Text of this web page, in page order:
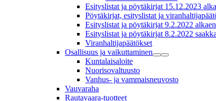
Esityslistat ja pöytäkirjat 15.12.2023
Pöytäkirjat, esityslistat ja
Esityslistat ja pöytäkirjat 9.2.2022 alkaen
Esityslistat ja pöytäkirjat 8.2.2022 saakka
Viranhaltijapäätökset
Osallisuus ja vaikuttaminen
Kuntalaisaloite
Nuorisovaltuusto
Vanhus- ja vammaisneuvosto
Vauvaraha
Rautavaara-tuotteet